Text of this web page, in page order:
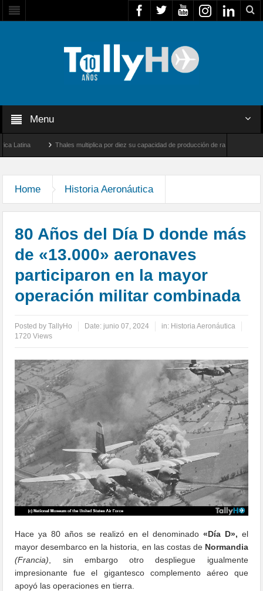
Menu
Thales multiplica por diez su capacidad de producción de radares en Brasil
Home Historia Aeronáutica
80 Años del Día D donde más
de «13.000» aeronaves
participaron en la mayor
operación militar combinada
Posted byTallyHo Date: junio 07, 2024 in: Historia Aeronáutica
1720 Views
Hace ya 80 años se realizó en el denominado «Día D», el
mayor desembarco en la historia, en las costas de Normandia
(Francia) , sin embargo otro despliegue igualmente
impresionante fue el gigantesco complemento aéreo que
apoyó las operaciones en tierra.